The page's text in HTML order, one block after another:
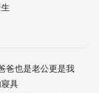
爸也是老公更是我
具